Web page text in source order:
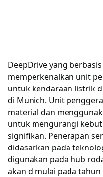
DeepDrive yang
memperkenalkan unit
untuk kendaraan listrik
di Munich. Unit
material dan
untuk mengurangi
signifikan. Penerapan
didasarkan pada
digunakan pada hub
akan dimulai pada tahun